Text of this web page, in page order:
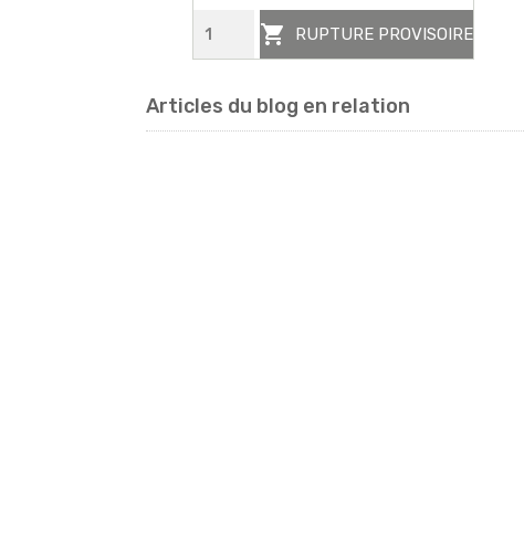
 RUPTURE PROVISOIRE
Articles du blog en relation